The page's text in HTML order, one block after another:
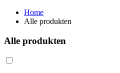
Home
Alle produkten
Alle produkten